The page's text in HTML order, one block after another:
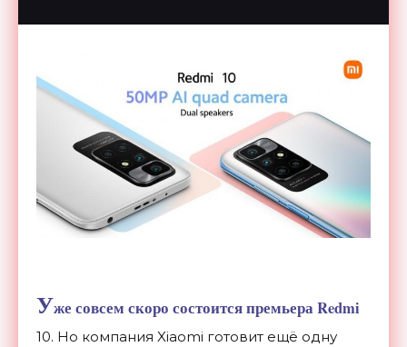
Уже совсем скоро состоится премьера Redmi
10. Но компания Xiaomi готовит ещё одну